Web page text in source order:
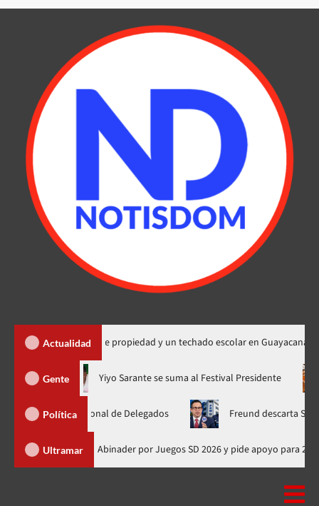
Actualidad
450 títulos de propiedad y un techado escolar en Guayacanal
Gente
en nuevo horario Yiyo Sarante se suma al Festival
Política
Nacional de Delegados Freund descarta Secretaría
Ultramar
Presidente de Honduras felicita a Abinader por Juegos SD 2026 y pide